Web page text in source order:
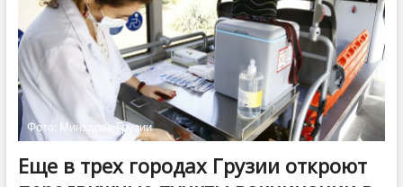
о
прохождении
вакцинации
Фото: Минздрав Грузии
Еще в трех городах Грузии откроют